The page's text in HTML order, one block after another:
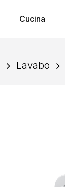
Cucina
Lavabo